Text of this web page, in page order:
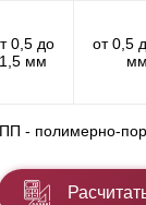
0,5 до
1,5 мм
от 0,5
мм
- полимерно-